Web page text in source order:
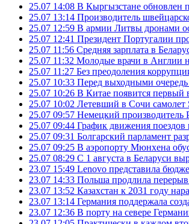
25.07 14:08 В Кыргызстане обновлен
25.07 13:14 Производитель
25.07 12:59 В армии Литвы дронами
25.07 12:41 Президент Португалии
25.07 11:56 Средняя зарплата в
25.07 11:32 Молодые врачи в Англии
25.07 11:27 Без преодоления
25.07 10:33 Перед выходными очередь
25.07 10:26 В Китае появится
25.07 10:02 Летевший в Сочи самолет
25.07 09:57 Немецкий производитель
25.07 09:44 График движения поездов
25.07 09:31 Болгарский парламент
25.07 09:25 В аэропорту Мюнхена
25.07 08:29 С 1 августа в Беларуси
23.07 15:49 Lenovo представила
23.07 14:33 Польша продлила перерыв
23.07 13:52 Казахстан к 2031 году
23.07 13:14 Германия поддержала
23.07 12:36 В порту на севере